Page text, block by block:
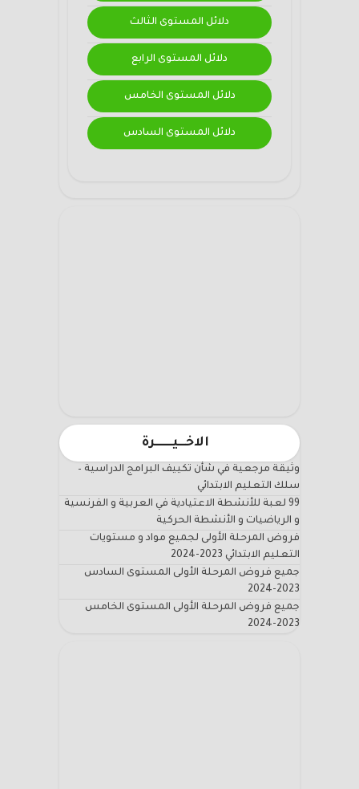
دلائل المستوى الثالث
دلائل المستوى الرابع
دلائل المستوى الخامس
دلائل المستوى السادس
الاخـــيـــــــرة
وثيقة مرجعية في شأن تكييف البرامج الدراسية –
سلك التعليم الابتدائي
99 لعبة للأنشطة الاعتيادية في العربية و الفرنسية
و الرياضيات و الأنشطة الحركية
فروض المرحلة الأولى لجميع مواد و مستويات
التعليم الابتدائي 2023-2024
جميع فروض المرحلة الأولى المستوى السادس
2023-2024
جميع فروض المرحلة الأولى المستوى الخامس
2023-2024